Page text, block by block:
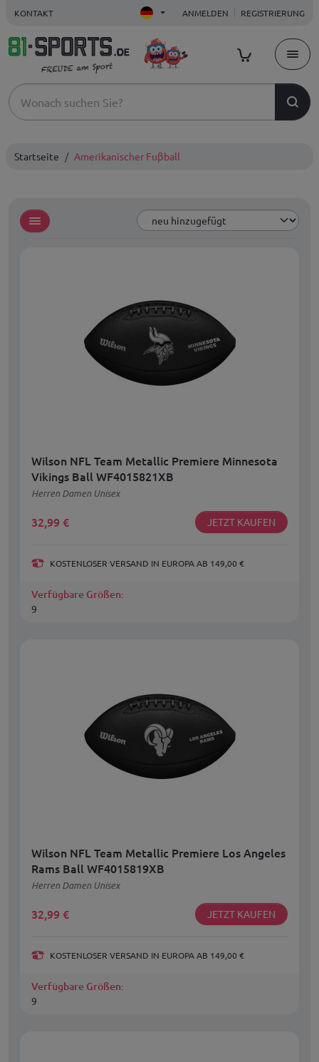
KONTAKT ANMELDEN REGISTRIERUNG
Startseite Amerikanischer Fuβball
Wilson NFL Team Metallic Premiere Minnesota
Vikings Ball WF4015821XB
Herren Damen Unisex
32,99 € JETZT KAUFEN
KOSTENLOSER VERSAND IN EUROPA AB 149,00 €
Verfügbare Größen:
9
Wilson NFL Team Metallic Premiere Los Angeles
Rams Ball WF4015819XB
Herren Damen Unisex
32,99 € JETZT KAUFEN
KOSTENLOSER VERSAND IN EUROPA AB 149,00 €
Verfügbare Größen:
9